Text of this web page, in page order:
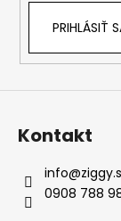
PRIHLÁSIŤ
Kontakt
info@
0908 788